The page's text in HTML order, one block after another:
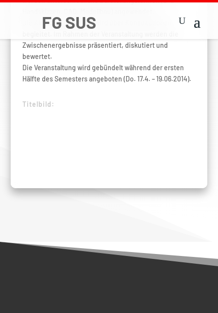
Die Kleingruppenarbeit wird über Konsultationen
Zwischenergebnisse präsentiert, diskutiert und
bewertet.
Die Veranstaltung wird gebündelt während der ersten
Hälfte des Semesters angeboten (Do. 17.4. – 19.06.2014).
Titelbild: